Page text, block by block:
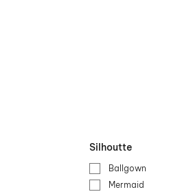
Silhoutte
Ballgown
Mermaid